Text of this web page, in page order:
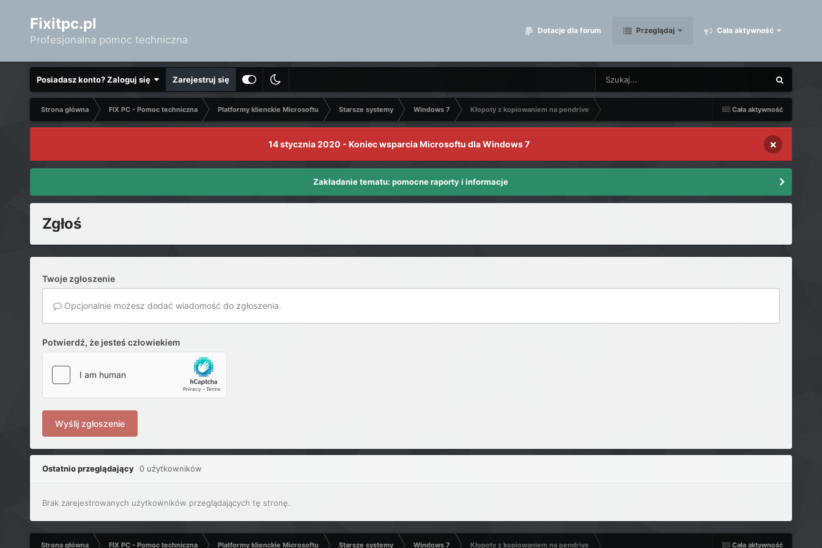
Fixitpc.pl
Profesjonalna pomoc techniczna
Dotacje dla forum Przeglądaj Cała aktywność
Posiadasz konto? Zaloguj się Zarejestruj się
Cała aktywność
Strona główna FIX PC - Pomoc techniczna Platformy klienckie Microsoftu Starsze systemy Windows 7 Kłopoty z kopiowaniem na pendrive
14 stycznia 2020 - Koniec wsparcia Microsoftu dla Windows 7 ×
Zakładanie tematu: pomocne raporty i informacje
Zgłoś
Twoje zgłoszenie
Opcjonalnie możesz dodać wiadomość do zgłoszenia.
Potwierdź, że jesteś człowiekiem
Wyślij zgłoszenie
Ostatnio przeglądający 0 użytkowników
Brak zarejestrowanych użytkowników przeglądających tę stronę.
Cała aktywność
Strona główna FIX PC - Pomoc techniczna Platformy klienckie Microsoftu Starsze systemy Windows 7 Kłopoty z kopiowaniem na pendrive